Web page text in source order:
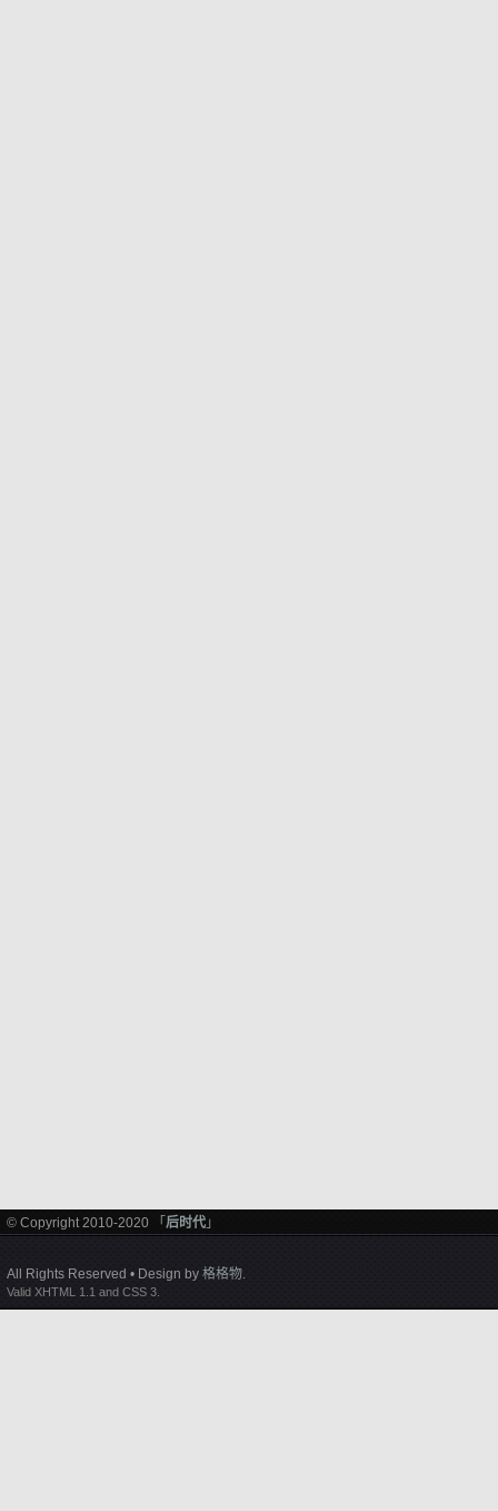
© Copyright 2010-2020 「 后时代 」
All Rights Reserved • Design by 格格物.
Valid XHTML 1.1 and CSS 3.